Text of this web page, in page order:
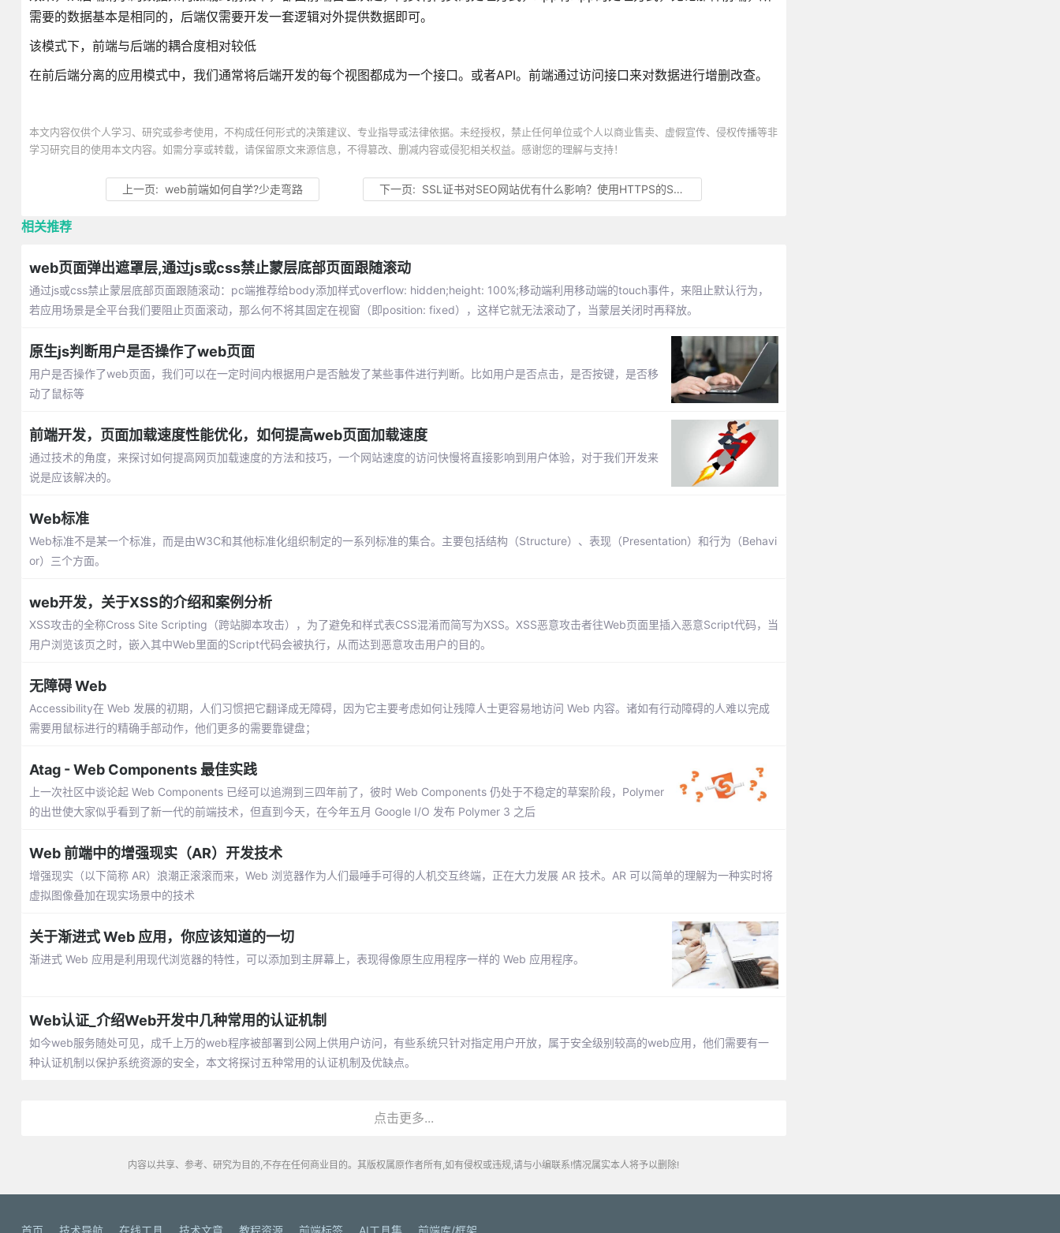
需要的数据基本是相同的，后端仅需要开发一套逻辑对外提供数据即可。
该模式下，前端与后端的耦合度相对较低
在前后端分离的应用模式中，我们通常将后端开发的每个视图都成为一个接口。或者API。前端通过访问接口来对数据进行增删改查。
本文内容仅供个人学习、研究或参考使用，不构成任何形式的决策建议、专业指导或法律依据。未经授权，禁止任何单位或个人以商业售卖、虚假宣传、侵权传播等非
学习研究目的使用本文内容。如需分享或转载，请保留原文来源信息，不得篡改、删减内容或侵犯相关权益。感谢您的理解与支持！
上一页: web前端如何自学?少走弯路 下一页: SSL证书对SEO网站优有什么影响？使用HTTPS的SEO优势
相关推荐
web页面弹出遮罩层,通过js或css禁止蒙层底部页面跟随滚动
通过js或css禁止蒙层底部页面跟随滚动：pc端推荐给body添加样式overflow: hidden;height: 100%;移动端利用移动端的touch事件，来阻止默认行为，
若应用场景是全平台我们要阻止页面滚动，那么何不将其固定在视窗（即position: fixed），这样它就无法滚动了，当蒙层关闭时再释放。
原生js判断用户是否操作了web页面
用户是否操作了web页面，我们可以在一定时间内根据用户是否触发了某些事件进行判断。比如用户是否点击，是否按键，是否移
动了鼠标等
前端开发，页面加载速度性能优化，如何提高web页面加载速度
通过技术的角度，来探讨如何提高网页加载速度的方法和技巧，一个网站速度的访问快慢将直接影响到用户体验，对于我们开发来
说是应该解决的。
Web标准
Web标准不是某一个标准，而是由W3C和其他标准化组织制定的一系列标准的集合。主要包括结构（Structure）、表现（Presentation）和行为（Behavi
or）三个方面。
web开发，关于XSS的介绍和案例分析
XSS攻击的全称Cross Site Scripting（跨站脚本攻击），为了避免和样式表CSS混淆而简写为XSS。XSS恶意攻击者往Web页面里插入恶意Script代码，当
用户浏览该页之时，嵌入其中Web里面的Script代码会被执行，从而达到恶意攻击用户的目的。
无障碍 Web
Accessibility在 Web 发展的初期，人们习惯把它翻译成无障碍，因为它主要考虑如何让残障人士更容易地访问 Web 内容。诸如有行动障碍的人难以完成
需要用鼠标进行的精确手部动作，他们更多的需要靠键盘；
Atag - Web Components 最佳实践
上一次社区中谈论起 Web Components 已经可以追溯到三四年前了，彼时 Web Components 仍处于不稳定的草案阶段，Polymer
的出世使大家似乎看到了新一代的前端技术，但直到今天，在今年五月 Google I/O 发布 Polymer 3 之后
Web 前端中的增强现实（AR）开发技术
增强现实（以下简称 AR）浪潮正滚滚而来，Web 浏览器作为人们最唾手可得的人机交互终端，正在大力发展 AR 技术。AR 可以简单的理解为一种实时将
虚拟图像叠加在现实场景中的技术
关于渐进式 Web 应用，你应该知道的一切
渐进式 Web 应用是利用现代浏览器的特性，可以添加到主屏幕上，表现得像原生应用程序一样的 Web 应用程序。
Web认证_介绍Web开发中几种常用的认证机制
如今web服务随处可见，成千上万的web程序被部署到公网上供用户访问，有些系统只针对指定用户开放，属于安全级别较高的web应用，他们需要有一
种认证机制以保护系统资源的安全，本文将探讨五种常用的认证机制及优缺点。
点击更多...
内容以共享、参考、研究为目的,不存在任何商业目的。其版权属原作者所有,如有侵权或违规,请与小编联系!情况属实本人将予以删除!
首页 技术导航 在线工具 技术文章 教程资源 前端标签 AI工具集 前端库/框架